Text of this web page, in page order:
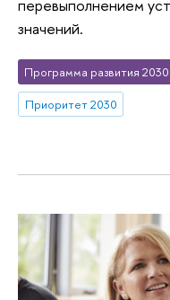
перевыполнением
значений.
Программа развития 2030
Приоритет 2030